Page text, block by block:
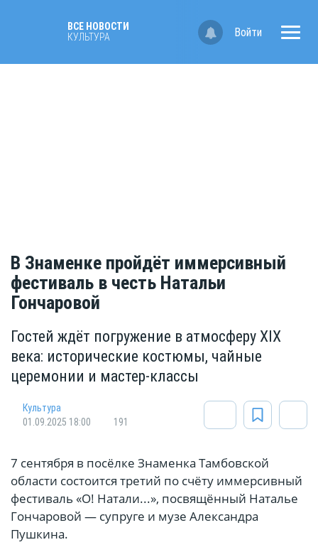
ВСЕ НОВОСТИ
КУЛЬТУРА
Войти
В Знаменке пройдёт иммерсивный
фестиваль в честь Натальи
Гончаровой
Гостей ждёт погружение в атмосферу XIX
века: исторические костюмы, чайные
церемонии и мастер-классы
Культура
01.09.2025 18:00
191
7 сентября в посёлке Знаменка Тамбовской
области состоится третий по счёту иммерсивный
фестиваль «О! Натали...», посвящённый Наталье
Гончаровой — супруге и музе Александра
Пушкина.